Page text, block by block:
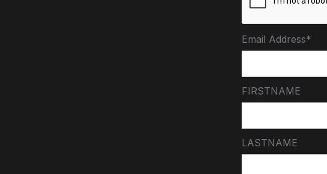
Email Address*
FIRSTNAME
LASTNAME